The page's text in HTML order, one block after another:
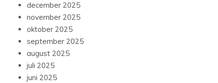
december 2025
november 2025
oktober 2025
september 2025
august 2025
juli 2025
juni 2025